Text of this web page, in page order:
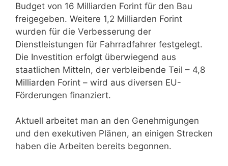
Budget von 16 Milliarden Forint für den Bau
freigegeben. Weitere 1,2 Milliarden Forint
wurden für die Verbesserung der
Dienstleistungen für Fahrradfahrer festgelegt.
Die Investition erfolgt überwiegend aus
staatlichen Mitteln, der verbleibende Teil – 4,8
Milliarden Forint – wird aus diversen EU-
Förderungen finanziert.
Aktuell arbeitet man an den Genehmigungen
und den exekutiven Plänen, an einigen Strecken
haben die Arbeiten bereits begonnen.